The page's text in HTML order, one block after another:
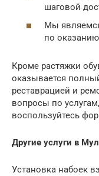
шаговой
Мы
по
Кроме растяжки
оказывается
реставрацией и
вопросы по
воспользуйтесь
Другие услуги в
Установка набоек